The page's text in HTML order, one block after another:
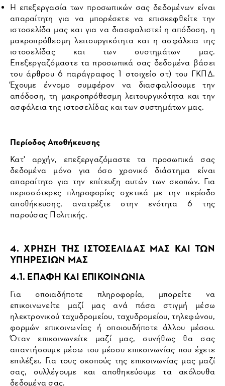
Η επεξεργασία των προσωπικών σας δεδομένων είναι
απαραίτητη για να μπορέσετε να επισκεφθείτε την
ιστοσελίδα μας και για να διασφαλιστεί η απόδοση, η
μακροπρόθεσμη λειτουργικότητα και η ασφάλεια της
ιστοσελίδας και των συστημάτων μας.
Επεξεργαζόμαστε τα προσωπικά σας δεδομένα βάσει
του άρθρου 6 παράγραφος 1 στοιχείο στ) του ΓΚΠΔ.
Έχουμε έννομο συμφέρον να διασφαλίσουμε την
απόδοση, τη μακροπρόθεσμη λειτουργικότητα και την
ασφάλεια της ιστοσελίδας και των συστημάτων μας.
Περίοδος Αποθήκευσης
Κατ' αρχήν, επεξεργαζόμαστε τα προσωπικά σας
δεδομένα μόνο για όσο χρονικό διάστημα είναι
απαραίτητο για την επίτευξη αυτών των σκοπών. Για
περισσότερες πληροφορίες σχετικά με την περίοδο
αποθήκευσης, ανατρέξτε στην ενότητα 6 της
παρούσας Πολιτικής.
4. ΧΡΗΣΗ ΤΗΣ ΙΣΤΟΣΕΛΙΔΑΣ ΜΑΣ ΚΑΙ ΤΩΝ
ΥΠΗΡΕΣΙΩΝ ΜΑΣ
4.1. ΕΠΑΦΗ ΚΑΙ ΕΠΙΚΟΙΝΩΝΙΑ
Για οποιαδήποτε πληροφορία, μπορείτε να
επικοινωνείτε μαζί μας ανά πάσα στιγμή μέσω
ηλεκτρονικού ταχυδρομείου, ταχυδρομείου, τηλεφώνου,
φορμών επικοινωνίας ή οποιουδήποτε άλλου μέσου.
Όταν επικοινωνείτε μαζί μας, συνήθως θα σας
απαντήσουμε μέσω του μέσου επικοινωνίας που έχετε
επιλέξει. Για τους σκοπούς της επικοινωνίας μας μαζί
σας, συλλέγουμε και αποθηκεύουμε τα ακόλουθα
δεδομένα σας.